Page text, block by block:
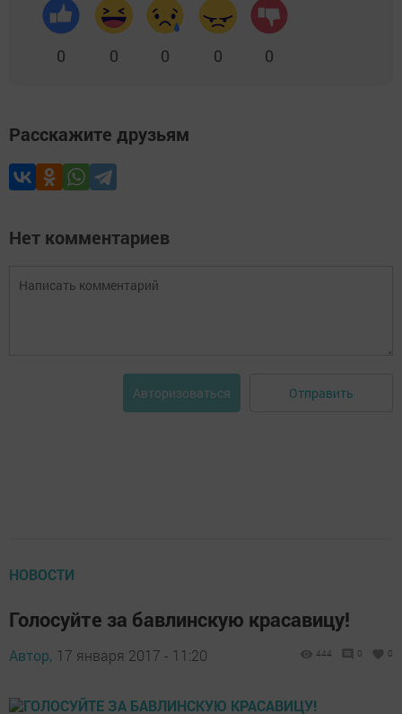
0 0 0 0 0
Расскажите друзьям
Нет комментариев
Авторизоваться Отправить
НОВОСТИ
Голосуйте за бавлинскую красавицу!
Автор, 17 января 2017 - 11:20 444 0 0